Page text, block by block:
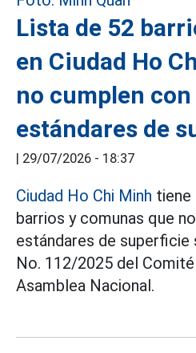
Lista de 52
en Ciudad Ho
no cumplen
estándares de
| 29/07/2026 - 18:37
Ciudad Ho Chi Minh tiene
barrios y comunas que
estándares de superficie
No. 112/2025 del
Asamblea Nacional.